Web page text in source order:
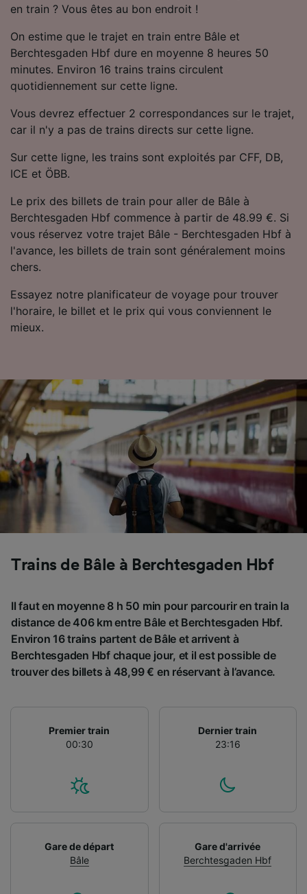
en train ? Vous êtes au bon endroit !
On estime que le trajet en train entre Bâle et
Berchtesgaden Hbf dure en moyenne 8 heures 50
minutes. Environ 16 trains trains circulent
quotidiennement sur cette ligne.
Vous devrez effectuer 2 correspondances sur le trajet,
car il n'y a pas de trains directs sur cette ligne.
Sur cette ligne, les trains sont exploités par CFF, DB,
ICE et ÖBB.
Le prix des billets de train pour aller de Bâle à
Berchtesgaden Hbf commence à partir de 48.99 €. Si
vous réservez votre trajet Bâle - Berchtesgaden Hbf à
l'avance, les billets de train sont généralement moins
chers.
Essayez notre planificateur de voyage pour trouver
l'horaire, le billet et le prix qui vous conviennent le
mieux.
Trains de Bâle à Berchtesgaden Hbf
Il faut en moyenne 8 h 50 min pour parcourir en train la
distance de 406 km entre Bâle et Berchtesgaden Hbf.
Environ 16 trains partent de Bâle et arrivent à
Berchtesgaden Hbf chaque jour, et il est possible de
trouver des billets à 48,99 € en réservant à l’avance.
Premier train
00:30
Dernier train
23:16
Gare de départ
Bâle
Gare d'arrivée
Berchtesgaden Hbf
Utiliser des données de géolocalisation
caractéristiques de l’appareil pour
l’identification. Stocker et/ou accéder à des
informations sur un appareil. Publicités et
contenu personnalisés, mesure de
performance des publicités et du contenu,
études d’audience et développement de
services.